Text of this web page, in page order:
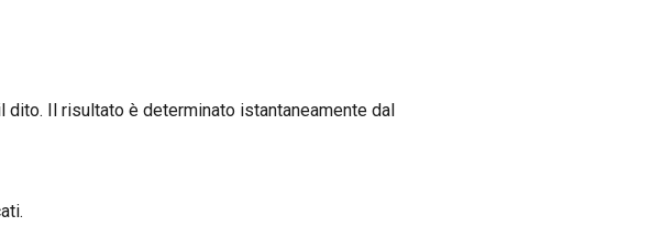
Il risultato è determinato istantaneamente dal